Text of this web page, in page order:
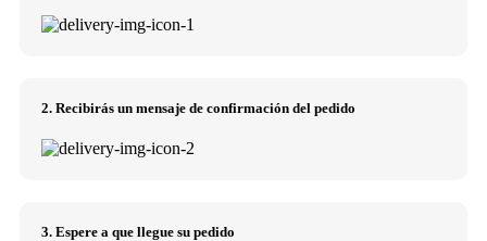
2. Recibirás un mensaje de confirmación del pedido
3. Espere a que llegue su pedido